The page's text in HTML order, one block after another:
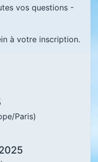
vos questions -
à votre inscription.
Paris)